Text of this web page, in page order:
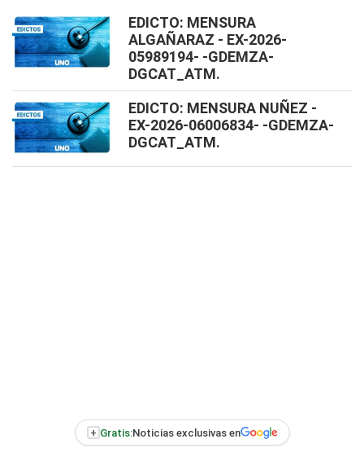
EDICTO: MENSURA
ALGAÑARAZ - EX-2026-
05989194- -GDEMZA-
DGCAT_ATM.
EDICTO: MENSURA NUÑEZ -
EX-2026-06006834- -GDEMZA-
DGCAT_ATM.
+ Gratis:Noticias exclusivas en